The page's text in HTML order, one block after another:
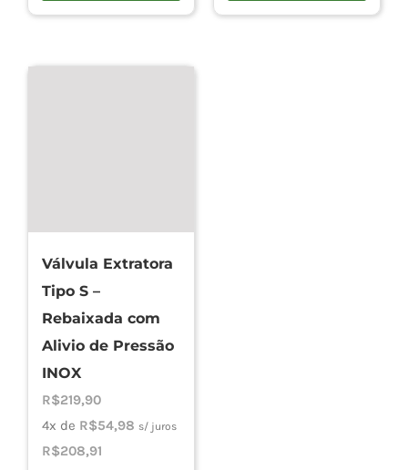
Válvula Extratora
Tipo S –
Rebaixada com
Alivio de Pressão
INOX
R$219,90
4x de R$54,98 s/ juros
R$208,91